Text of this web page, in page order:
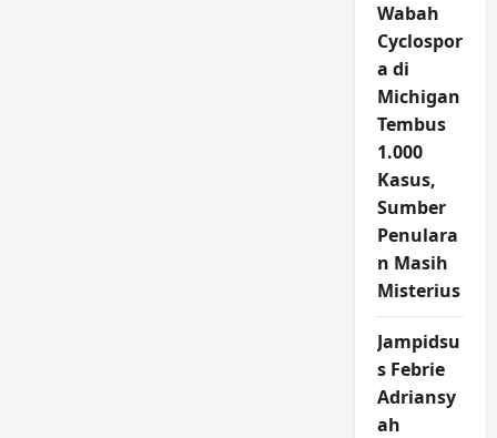
Wabah
Cyclospor
a di
Michigan
Tembus
1.000
Kasus,
Sumber
Penulara
n Masih
Misterius
Jampidsu
s Febrie
Adriansy
ah